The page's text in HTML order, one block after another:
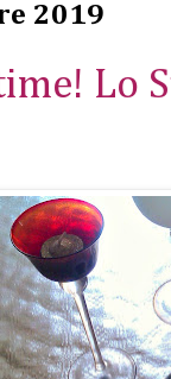
2019
Lo